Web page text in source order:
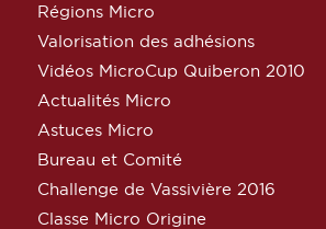
Régions Micro
Valorisation des adhésions
Vidéos MicroCup Quiberon 2010
Actualités Micro
Astuces Micro
Bureau et Comité
Challenge de Vassivière 2016
Classe Micro Origine